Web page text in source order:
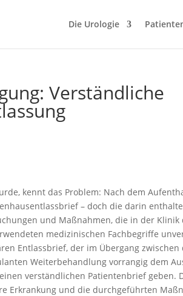
Die Urologie
Verständliche
kennt das Problem: Nach dem
– doch die darin
und Maßnahmen, die in der
medizinischen Fachbegriffe
Entlassbrief, der im Übergang zwischen
Weiterbehandlung vorrangig dem
verständlichen Patientenbrief geben.
Erkrankung und die durchgeführten